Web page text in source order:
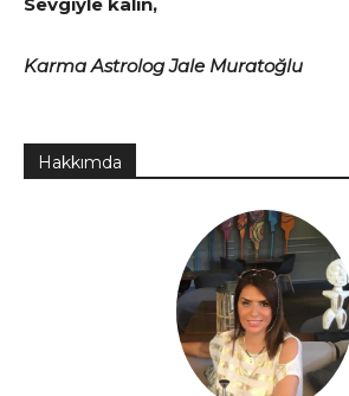
Karma Astrolog Jale Muratoğlu
Hakkımda